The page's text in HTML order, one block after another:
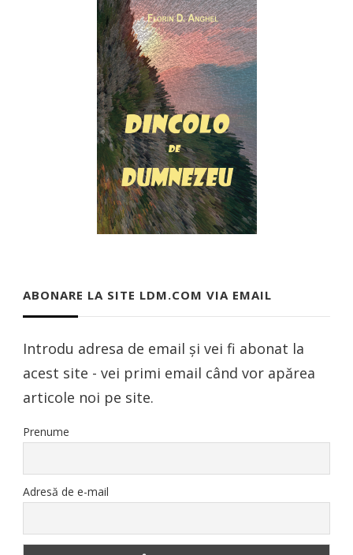
ABONARE LA SITE LDM.COM VIA EMAIL
Introdu adresa de email și vei fi abonat la
acest site - vei primi email când vor apărea
articole noi pe site.
Prenume
Adresă de e-mail